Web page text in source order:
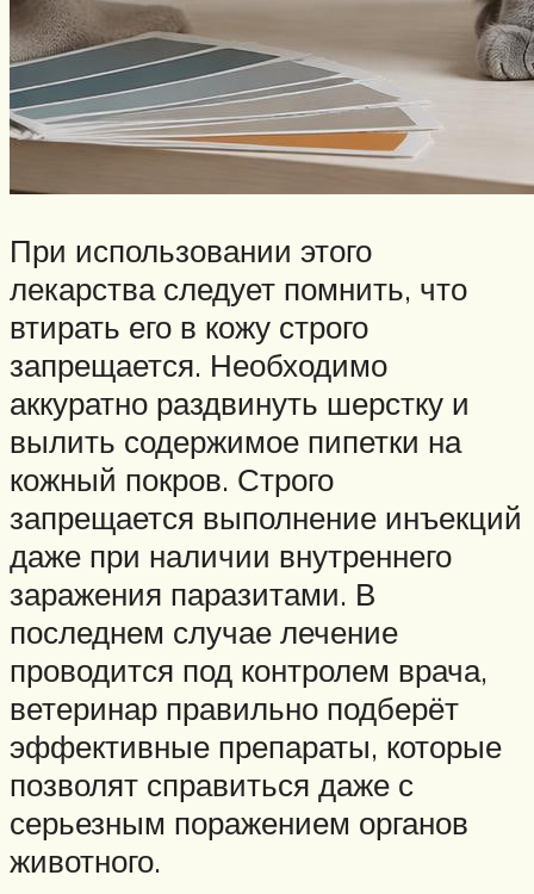
При использовании этого
лекарства следует помнить, что
втирать его в кожу строго
запрещается. Необходимо
аккуратно раздвинуть шерстку и
вылить содержимое пипетки на
кожный покров. Строго
запрещается выполнение инъекций
даже при наличии внутреннего
заражения паразитами. В
последнем случае лечение
проводится под контролем врача,
ветеринар правильно подберёт
эффективные препараты, которые
позволят справиться даже с
серьезным поражением органов
животного.